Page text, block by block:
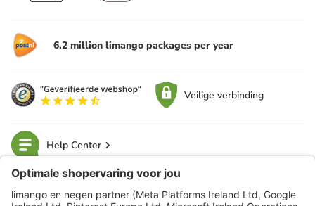
6.2 million limango packages per year
Veilige verbinding
Help Center
limango